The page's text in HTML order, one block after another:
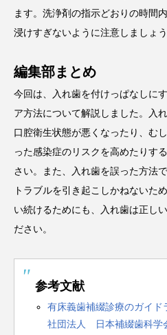
ます。洗浄剤の指示どおりの時間
浸けすぎないように注意しましょう
編集部まとめ
今回は、入れ歯を付けっぱなしに
ア方法について解説しました。入
口腔衛生状態が悪くなったり、む
った感染症のリスクを高めたりす
さい。また、入れ歯を誤った方法
トラブルを引き起こしかねないた
い続けるためにも、入れ歯は正し
ださい。
参考文献
有床義歯補綴診療のガイド
社団法人 日本補綴歯科学